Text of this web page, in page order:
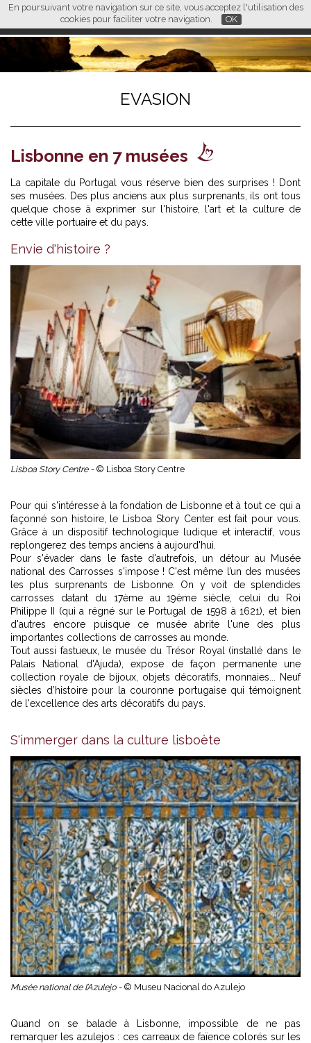
En poursuivant votre navigation sur ce site, vous acceptez l'utilisation des
cookies pour faciliter votre navigation.
OK
FR EN CN
L M
EVASION
Lisbonne en 7 musées
La capitale du Portugal vous réserve bien des surprises ! Dont
ses musées. Des plus anciens aux plus surprenants, ils ont tous
quelque chose à exprimer sur l'histoire, l'art et la culture de
cette ville portuaire et du pays.
Envie d'histoire ?
Lisboa Story Centre - © Lisboa Story Centre
Pour qui s'intéresse à la fondation de Lisbonne et à tout ce qui a
façonné son histoire, le Lisboa Story Center est fait pour vous.
Grâce à un dispositif technologique ludique et interactif, vous
replongerez des temps anciens à aujourd'hui.
Pour s'évader dans le faste d'autrefois, un détour au Musée
national des Carrosses s'impose ! C'est même l’un des musées
les plus surprenants de Lisbonne. On y voit de splendides
carrosses datant du 17ème au 19ème siècle, celui du Roi
Philippe II (qui a régné sur le Portugal de 1598 à 1621), et bien
d'autres encore puisque ce musée abrite l'une des plus
importantes collections de carrosses au monde.
Tout aussi fastueux, le musée du Trésor Royal (installé dans le
Palais National d'Ajuda), expose de façon permanente une
collection royale de bijoux, objets décoratifs, monnaies... Neuf
siècles d’histoire pour la couronne portugaise qui témoignent
de l'excellence des arts décoratifs du pays.
S'immerger dans la culture lisboète
Musée national de l’Azulejo - © Museu Nacional do Azulejo
Quand on se balade à Lisbonne, impossible de ne pas
remarquer les azulejos : ces carreaux de faïence colorés sur les